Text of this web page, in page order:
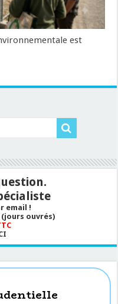
est
email !
(jours ouvrés)